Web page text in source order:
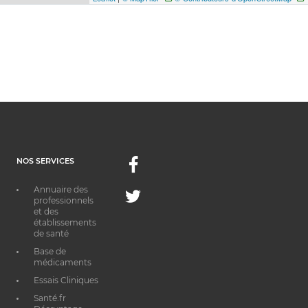
NOS SERVICES
Annuaire des
professionnels
et des
établissements
de santé
Base de
médicaments
Essais Cliniques
Santé.fr
Facebook
Twitter